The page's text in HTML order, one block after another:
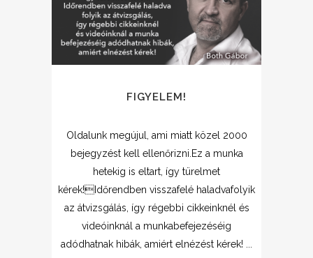
FIGYELEM!
Oldalunk megújul, ami miatt közel 2000
bejegyzést kell ellenőrizni.Ez a munka
hetekig is eltart, így türelmet
kérek!Időrendben visszafelé haladvafolyik
az átvizsgálás, így régebbi cikkeinknél és
videóinknál a munkabefejezéséig
adódhatnak hibák, amiért elnézést kérek! ...